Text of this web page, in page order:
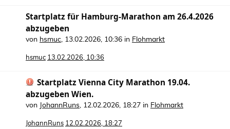
Startplatz für Hamburg-Marathon am 26.4.2026
abzugeben
von hsmuc, 13.02.2026, 10:36 in Flohmarkt
hsmuc 13.02.2026, 10:36
Startplatz Vienna City Marathon 19.04.
abzugeben Wien.
von JohannRuns, 12.02.2026, 18:27 in Flohmarkt
JohannRuns 12.02.2026, 18:27